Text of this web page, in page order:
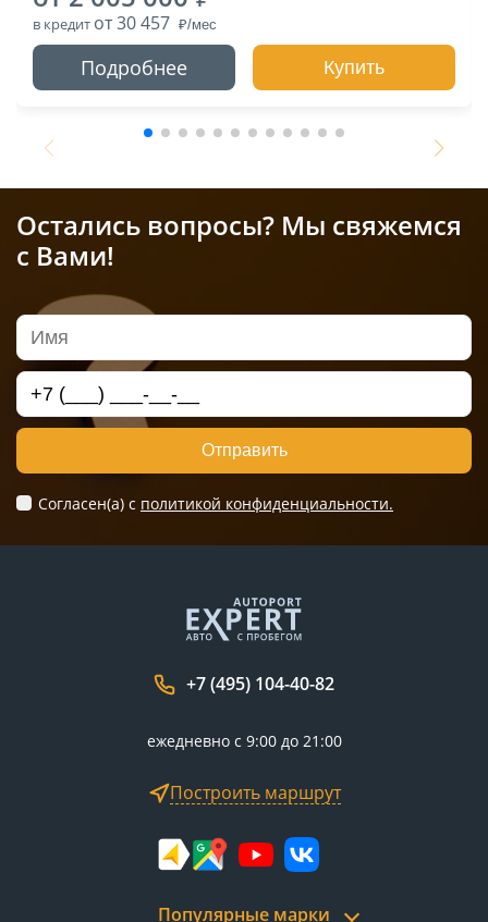
в кредит от 30 457
Подробнее Купить
Остались вопросы? Мы свяжемся
с Вами!
Отправить
Согласен(а) c политикой конфиденциальности.
+7 (495) 104-40-82
ежедневно с 9:00 до 21:00
Построить маршрут
Популярные марки